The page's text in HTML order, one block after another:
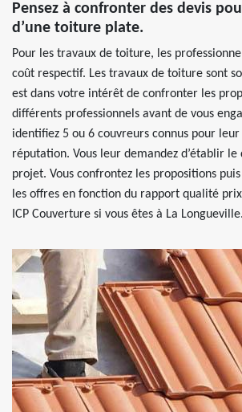
Pensez à confronter des devis
d’une toiture plate.
Pour les travaux de toiture, les
coût respectif. Les travaux de toiture sont
est dans votre intérêt de confronter les
différents professionnels avant de vous
identifiez 5 ou 6 couvreurs connus pour
réputation. Vous leur demandez d’établir
projet. Vous confrontez les propositions
les offres en fonction du rapport qualité
ICP Couverture si vous êtes à La Longueville.